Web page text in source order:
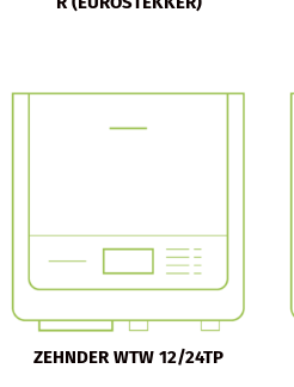
ZEHNDER WTW 12/24TP